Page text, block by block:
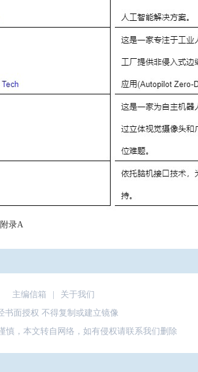
录A
主编信箱
关于我们
书面授权 不得复制或建立镜像
慎，本文转自网络，如有侵权请联系我们删除